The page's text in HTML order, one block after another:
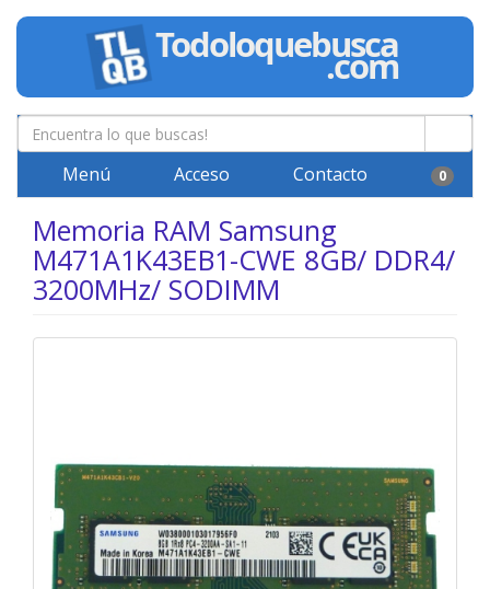
Menú Acceso Contacto 0
Memoria RAM Samsung
M471A1K43EB1-CWE 8GB/ DDR4/
3200MHz/ SODIMM